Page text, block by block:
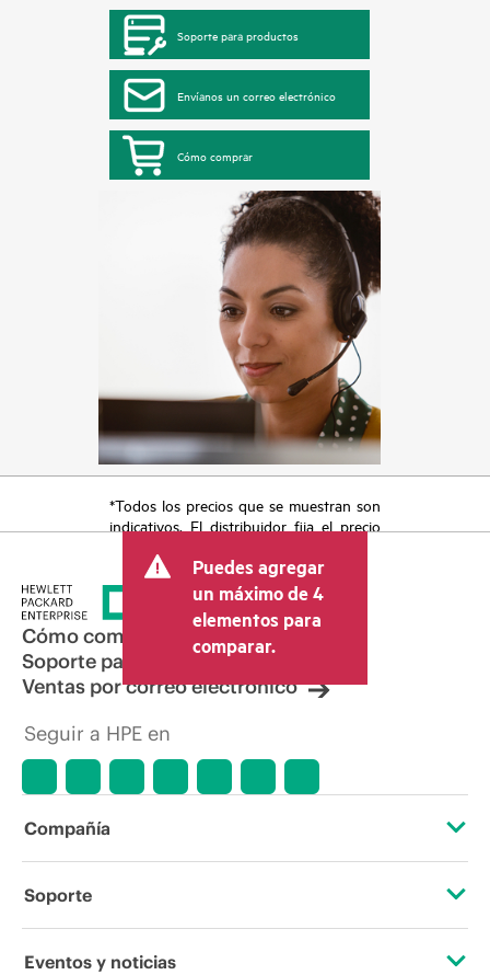
Soporte para productos
Envíanos un correo electrónico
Cómo comprar
*Todos los precios que se muestran son
indicativos. El distribuidor fija el precio
otros conceptos, como los impuestos a
la venta, el IVA y el envío. El precio de la
transacción que establece el distribuidor
puede variar con respecto a otros
distribuidores y al precio indicativo
mostrado. El precio indicativo puede
incluir ofertas promocionales por tiempo
hacer ajustes de precios en cualquier
momento por motivos que incluyen, a
condiciones del mercado,
promociones de fin de la vida útil y
Puedes agregar
un máximo de 4
elementos para
comparar.
Cómo comprar
Soporte para productos
Ventas por correo electrónico
Seguir a HPE en
Compañía
Acerca de HPE
Soporte
Servicios de soporte operativo
Eventos y noticias